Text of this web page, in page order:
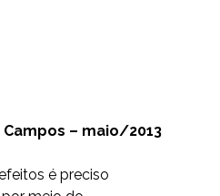
– maio/2013
é preciso